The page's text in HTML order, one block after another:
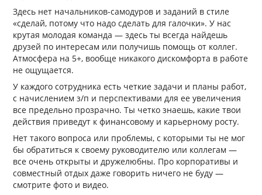
Здесь нет начальников-самодуров и заданий в стиле
«сделай, потому что надо сделать для галочки». У нас
крутая молодая команда — здесь ты всегда найдешь
друзей по интересам или получишь помощь от коллег.
Атмосфера на 5+, вообще никакого дискомфорта в работе
не ощущается.
У каждого сотрудника есть четкие задачи и планы работ,
с начислением з/п и перспективами для ее увеличения
все предельно прозрачно. Ты четко знаешь, какие твои
действия приведут к финансовому и карьерному росту.
Нет такого вопроса или проблемы, с которыми ты не мог
бы обратиться к своему руководителю или коллегам —
все очень открыты и дружелюбны. Про корпоративы и
совместный отдых даже говорить ничего не буду —
смотрите фото и видео.